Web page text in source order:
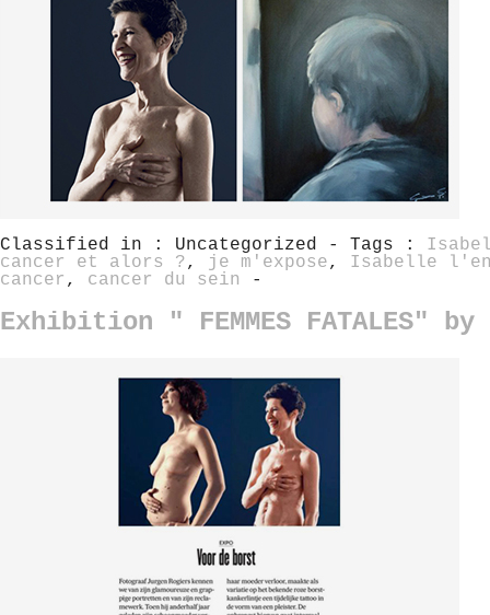
Classified in : Uncategorized - Tags :
cancer et alors ?, je m'expose, Isabelle
cancer , cancer du sein -
Exhibition " FEMMES FATALES"